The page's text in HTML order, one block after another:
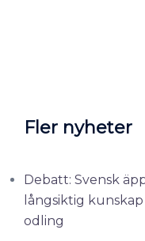
Fler nyheter
Debatt: Svensk
långsiktig
odling